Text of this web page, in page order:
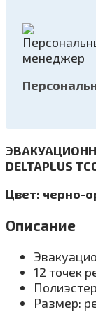
DELTAPLUS
Цвет: черно-
Описание
12 точек
Полиэстер
Размер: